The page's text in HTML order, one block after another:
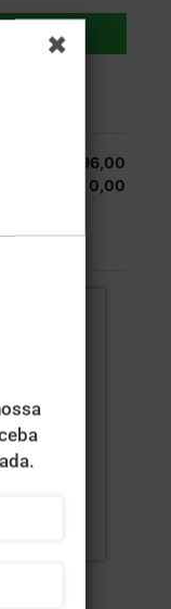
R$ 396,00
R$ 0,00